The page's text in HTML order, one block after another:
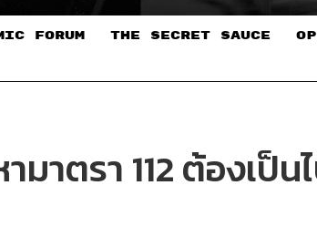
FORUM THE SECRET SAUCE​
าตรา 112 ต้องเป็